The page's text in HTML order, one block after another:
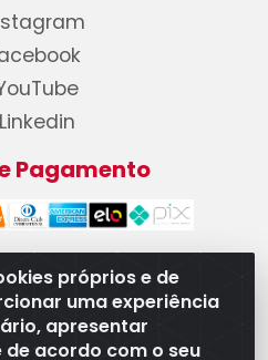
próprios e de
uma experiência
apresentar
acordo com o seu
Linkedin
Pagamento
LTDA - CNPJ
do Níquel, 667 - Parque
GO - CEP 74375-660